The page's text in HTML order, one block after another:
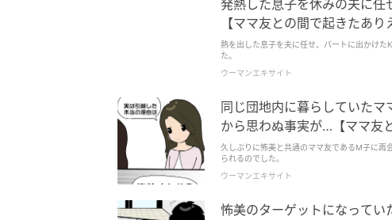
発熱した息子を休みの夫に
【ママ友との間で起きたあり
熱を出した息子を夫に任せ、パートに出かけ
た。
ウーマンエキサイト
同じ団地内に暮らしていた
から思わぬ事実が…【ママ友
久しぶりに怖美と共通のママ友であるM子に再
られるのでした。
ウーマンエキサイト
怖美のターゲットになって